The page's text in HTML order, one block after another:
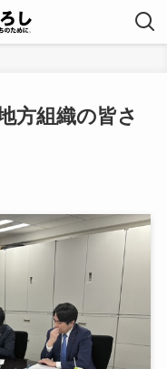
方組織の皆さ